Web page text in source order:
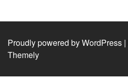
Proudly powered by WordPress |
Themely